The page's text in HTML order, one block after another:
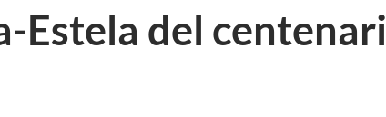
Estela del centenari